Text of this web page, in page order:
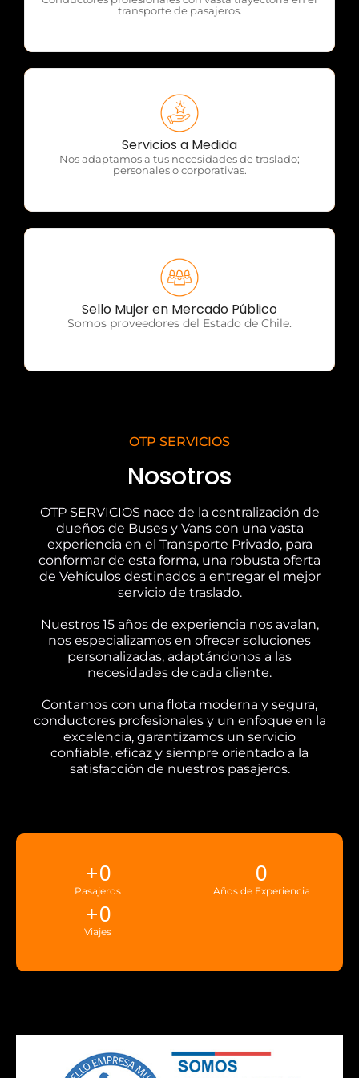
transporte de pasajeros.
Servicios a Medida
Nos adaptamos a tus necesidades de traslado;
personales o corporativas.
OTP Servicios
Sello Mujer en Mercado Público
Somos proveedores del Estado de Chile.
OTP Servicios
OTP SERVICIOS
Nosotros
OTP SERVICIOS nace de la centralización de
dueños de Buses y Vans con una vasta
experiencia en el Transporte Privado, para
conformar de esta forma, una robusta oferta
de Vehículos destinados a entregar el mejor
servicio de traslado.
Nuestros 15 años de experiencia nos avalan,
nos especializamos en ofrecer soluciones
personalizadas, adaptándonos a las
necesidades de cada cliente.
Contamos con una flota moderna y segura,
conductores profesionales y un enfoque en la
excelencia, garantizamos un servicio
confiable, eficaz y siempre orientado a la
satisfacción de nuestros pasajeros.
Pasajeros
+0
Años de Experiencia
0
Viajes
+0